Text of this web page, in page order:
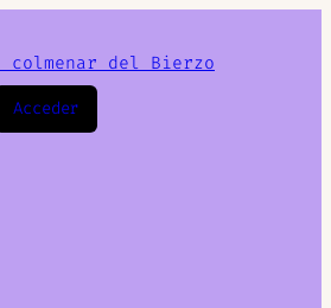
colmenar del Bierzo
Acceder